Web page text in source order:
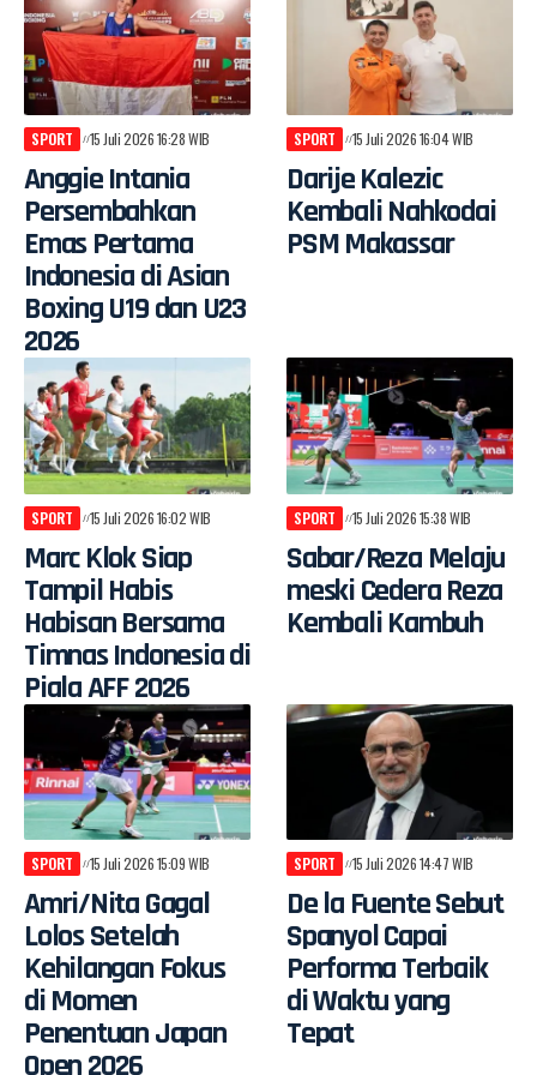
SPORT 15 Juli 2026 16:28 WIB
Anggie Intania
Persembahkan
Emas Pertama
Indonesia di Asian
Boxing U19 dan U23
2026
SPORT 15 Juli 2026 16:04 WIB
Darije Kalezic
Kembali Nahkodai
PSM Makassar
SPORT 15 Juli 2026 16:02 WIB
Marc Klok Siap
Tampil Habis
Habisan Bersama
Timnas Indonesia di
Piala AFF 2026
SPORT 15 Juli 2026 15:38 WIB
Sabar/Reza Melaju
meski Cedera Reza
Kembali Kambuh
SPORT 15 Juli 2026 15:09 WIB
Amri/Nita Gagal
Lolos Setelah
Kehilangan Fokus
di Momen
Penentuan Japan
Open 2026
SPORT 15 Juli 2026 14:47 WIB
De la Fuente Sebut
Spanyol Capai
Performa Terbaik
di Waktu yang
Tepat